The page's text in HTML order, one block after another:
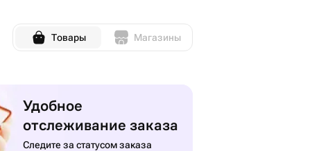
Товары Магазины
Удобное
отслеживание заказа
Следите за статусом заказа